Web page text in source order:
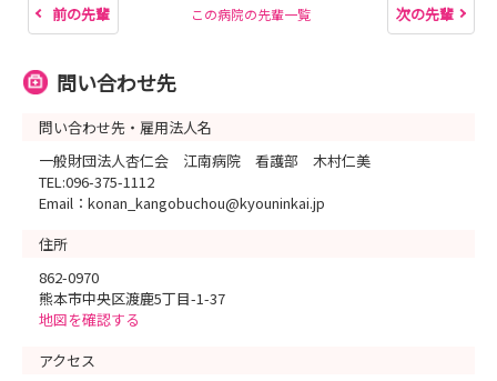
前の先輩 この病院の先輩一覧 次の先輩
問い合わせ先
問い合わせ先・雇用法人名
一般財団法人杏仁会 江南病院 看護部 木村仁美
TEL:096-375-1112
Email：konan_kangobuchou@kyouninkai.jp
住所
862-0970
熊本市中央区渡鹿5丁目-1-37
地図を確認する
アクセス